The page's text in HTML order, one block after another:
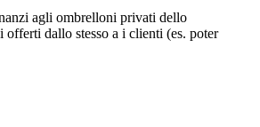
agli ombrelloni privati dello
offerti dallo stesso a i clienti (es. poter